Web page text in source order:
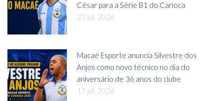
César para a Série B1 do Carioca
23 jul, 2026
Macaé Esporte anuncia Silvestre dos
Anjos como novo técnico no dia do
aniversário de 36 anos do clube
17 jul, 2026